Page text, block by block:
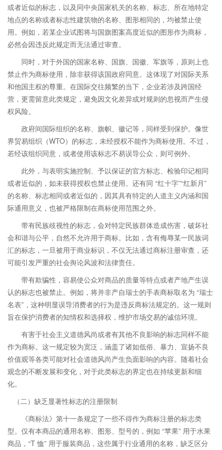
或者近似的标志，以及同中央国家机关的名称、标志、所在地特定
地点的名称或者标志性建筑物的名称、图形相同的，均被禁止使
用。例如，若某企业试图将与国旗图案高度近似的图形作为商标，
必然会因违反此规定而无法通过审查。
同时，对于外国的国家名称、国旗、国徽、军旗等，原则上也
禁止作为商标使用，除非获得该国政府同意。这体现了对国际关系
和他国主权的尊重。在国际交往频繁的当下，企业若涉及跨国经
营，更需留意此类规定，避免因文化差异或对规则的忽视而产生侵
权风险。
政府间国际组织的名称、旗帜、徽记等，同样受到保护。像世
界贸易组织（WTO）的标志，未经授权不能作为商标使用。不过，
若经该组织同意，或者使用该标志不易误导公众，则可例外。
此外，与表明实施控制、予以保证的官方标志、检验印记相同
或者近似的，如未获得授权也禁止使用。还有同 “红十字”“红新月”
的名称、标志相同或者近似的，因其具有特定的人道主义内涵和国
际通用意义，也被严格限制在商标使用范围之外。
带有民族歧视性的标志，会对特定民族群体造成伤害，破坏社
会和谐与公平，自然不允许用于商标。比如，含有侮辱某一民族词
汇的标志，一旦被用于商业标识，不仅无法通过商标注册审查，还
可能引发严重的社会舆论风波和法律责任。
带有欺骗性，容易使公众对商品的质量等特点或者产地产生误
认的标志也被禁止。例如，将并非产自瑞士的手表商标取名为 “瑞士
名表”，这种明显误导消费者的行为是违反商标法规定的。这一规则
旨在保护消费者的知情权和选择权，维护市场交易的诚信环境。
有害于社会主义道德风尚或者有其他不良影响的标志同样不能
作为商标。这一规定较为宽泛，涵盖了诸如低俗、暴力、宣扬不良
价值观等各类可能对社会道德风尚产生负面影响的内容。随着社会
观念的不断发展和变化，对于此类标志的界定也在持续更新和细
化。
（二）缺乏显著性标志的注册限制
《商标法》第十一条规定了一些不得作为商标注册的标志类
型。仅有本商品的通用名称、图形、型号的，例如 “苹果” 用于水果
商品，“T 恤” 用于服装商品，这些属于行业通用的名称，缺乏区分